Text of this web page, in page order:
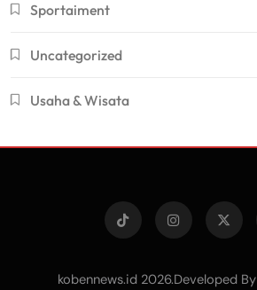
Sportaiment
Uncategorized
Usaha & Wisata
kobennews.id 2026.Developed By